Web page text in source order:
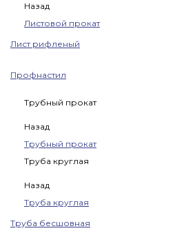
Назад
Листовой прокат
Лист рифленый
Профнастил
Трубный прокат
Назад
Трубный прокат
Труба круглая
Назад
Труба круглая
Труба бесшовная